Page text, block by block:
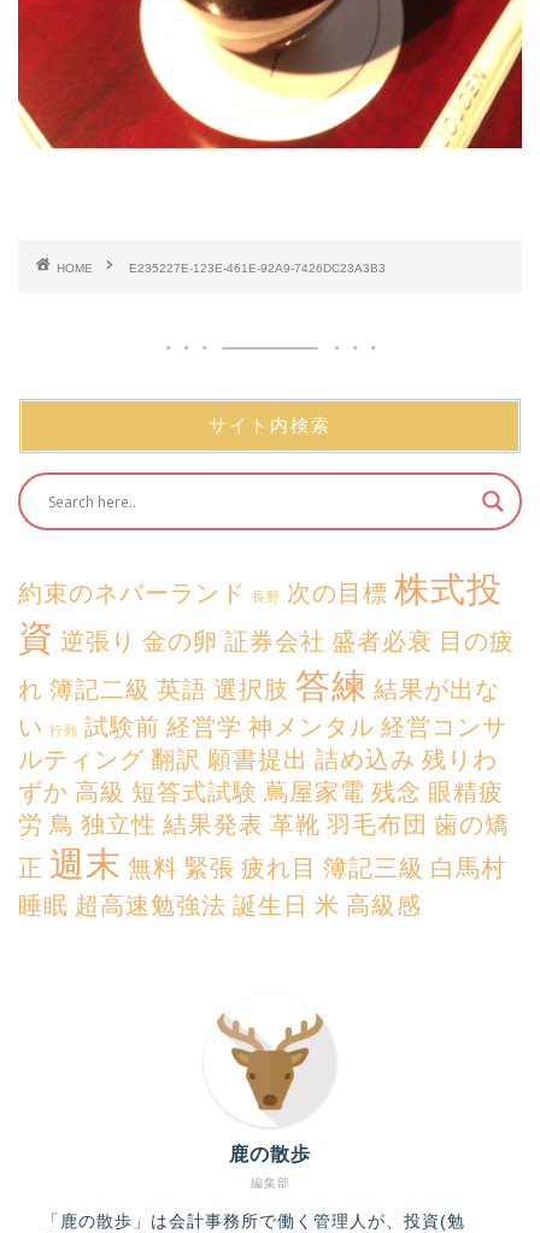
HOME E235227E-123E-461E-92A9-7426DC23A3B3
サイト内検索
約束のネバーランド 長野 次の目標 株式投
資 逆張り 金の卵 証券会社 盛者必衰 目の疲
れ 簿記二級 英語 選択肢 答練 結果が出な
い 行列 試験前 経営学 神メンタル 経営コンサ
ルティング 翻訳 願書提出 詰め込み 残りわ
ずか 高級 短答式試験 蔦屋家電 残念 眼精疲
労 鳥 独立性 結果発表 革靴 羽毛布団 歯の矯
正 週末 無料 緊張 疲れ目 簿記三級 白馬村
睡眠 超高速勉強法 誕生日 米 高級感
編集部
鹿の散歩
「鹿の散歩」は会計事務所で働く管理人が、投資(勉